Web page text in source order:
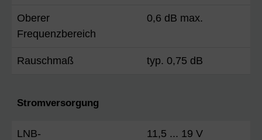
Oberer
Frequenzbereich
0,6 dB max.
Rauschmaß typ. 0,75 dB
Stromversorgung
LNB-
11,5 ... 19 V